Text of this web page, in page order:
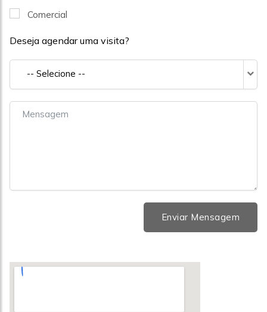
Comercial
Deseja agendar uma visita?
-- Selecione --
Enviar Mensagem